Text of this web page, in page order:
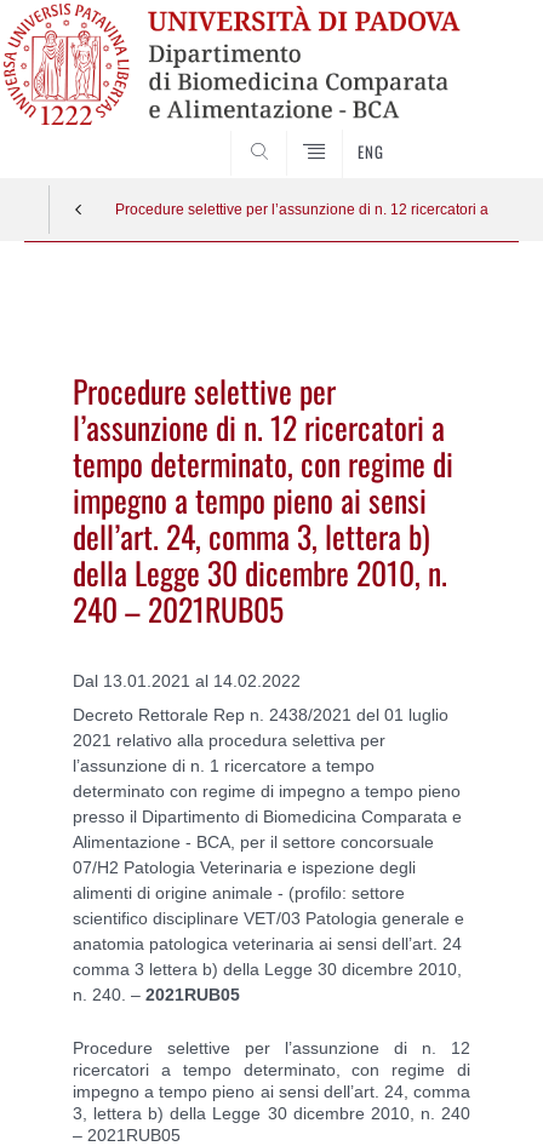
ENG
Procedure selettive per l’assunzione di n. 12 ricercatori a
Procedure selettive per
l’assunzione di n. 12 ricercatori a
tempo determinato, con regime di
impegno a tempo pieno ai sensi
dell’art. 24, comma 3, lettera b)
della Legge 30 dicembre 2010, n.
240 – 2021RUB05
Dal 13.01.2021 al 14.02.2022
Decreto Rettorale Rep n. 2438/2021 del 01 luglio
2021 relativo alla procedura selettiva per
l’assunzione di n. 1 ricercatore a tempo
determinato con regime di impegno a tempo pieno
presso il Dipartimento di Biomedicina Comparata e
Alimentazione - BCA, per il settore concorsuale
07/H2 Patologia Veterinaria e ispezione degli
alimenti di origine animale - (profilo: settore
scientifico disciplinare VET/03 Patologia generale e
anatomia patologica veterinaria ai sensi dell’art. 24
comma 3 lettera b) della Legge 30 dicembre 2010,
n. 240. – 2021RUB05
Procedure selettive per l’assunzione di n. 12
ricercatori a tempo determinato, con regime di
impegno a tempo pieno ai sensi dell’art. 24, comma
3, lettera b) della Legge 30 dicembre 2010, n. 240
– 2021RUB05